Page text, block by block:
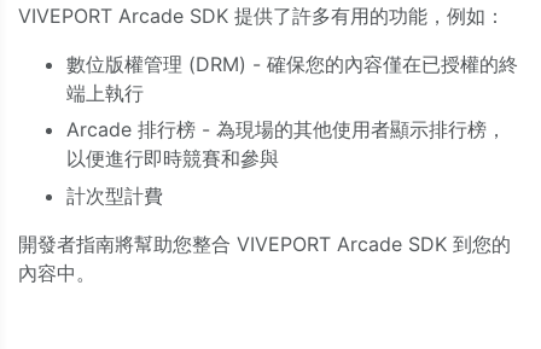
VIVEPORT Arcade SDK 提供了許多有用的功能，例如：
數位版權管理 (DRM) - 確保您的內容僅在已授權的終
端上執行
Arcade 排行榜 - 為現場的其他使用者顯示排行榜，
以便進行即時競賽和參與
計次型計費
開發者指南將幫助您整合 VIVEPORT Arcade SDK 到您的
內容中。